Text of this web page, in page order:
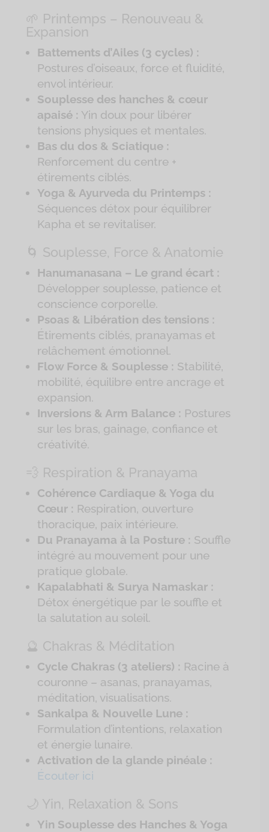
🌱 Printemps – Renouveau &
Expansion
Battements d’Ailes (3 cycles) :
Postures d’oiseaux, force et fluidité,
envol intérieur.
Souplesse des hanches & cœur
apaisé : Yin doux pour libérer
tensions physiques et mentales.
Bas du dos & Sciatique :
Renforcement du centre +
étirements ciblés.
Yoga & Ayurveda du Printemps :
Séquences détox pour équilibrer
Kapha et se revitaliser.
🌀 Souplesse, Force & Anatomie
Hanumanasana – Le grand écart :
Développer souplesse, patience et
conscience corporelle.
Psoas & Libération des tensions :
Étirements ciblés, pranayamas et
relâchement émotionnel.
Flow Force & Souplesse : Stabilité,
mobilité, équilibre entre ancrage et
expansion.
Inversions & Arm Balance : Postures
sur les bras, gainage, confiance et
créativité.
💨 Respiration & Pranayama
Cohérence Cardiaque & Yoga du
Cœur : Respiration, ouverture
thoracique, paix intérieure.
Du Pranayama à la Posture : Souffle
intégré au mouvement pour une
pratique globale.
Kapalabhati & Surya Namaskar :
Détox énergétique par le souffle et
la salutation au soleil.
🔮 Chakras & Méditation
Cycle Chakras (3 ateliers) : Racine à
couronne – asanas, pranayamas,
méditation, visualisations.
Sankalpa & Nouvelle Lune :
Formulation d’intentions, relaxation
et énergie lunaire.
Activation de la glande pinéale :
Écouter ici
🌙 Yin, Relaxation & Sons
Yin Souplesse des Hanches & Yoga